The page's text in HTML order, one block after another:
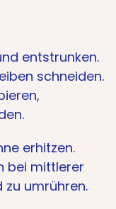
entstrunken.
schneiden.
erhitzen.
bei mittlerer
zu umrühren.